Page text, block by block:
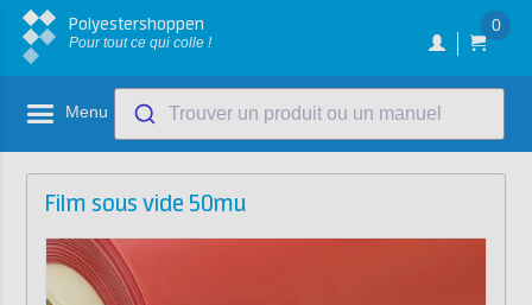
Polyestershoppen
Pour tout ce qui colle !
0
Menu Trouver un produit ou un manuel
Film sous vide 50mu